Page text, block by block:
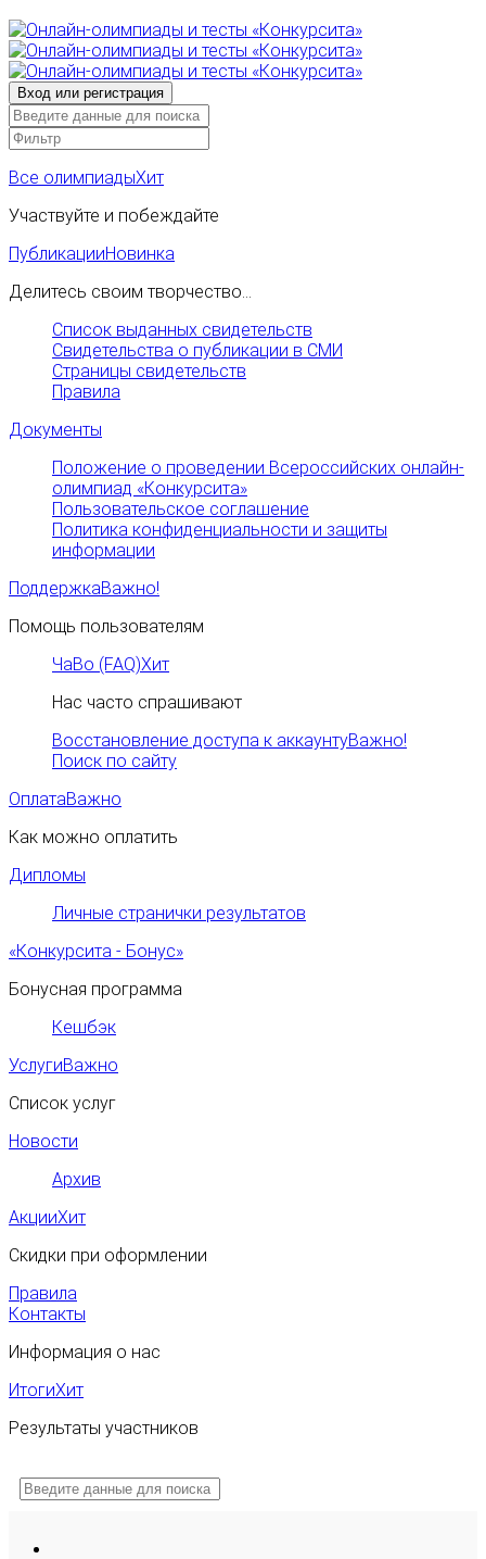
Все олимпиадыХит
Участвуйте и побеждайте
ПубликацииНовинка
Делитесь своим творчество...
Список выданных свидетельств
Свидетельства о публикации в СМИ
Страницы свидетельств
Правила
Документы
Положение о проведении Всероссийских онлайн-
олимпиад «Конкурсита»
Пользовательское соглашение
Политика конфиденциальности и защиты
информации
ПоддержкаВажно!
Помощь пользователям
ЧаВо (FAQ)Хит
Нас часто спрашивают
Восстановление доступа к аккаунтуВажно!
Поиск по сайту
ОплатаВажно
Как можно оплатить
Дипломы
Личные странички результатов
«Конкурсита - Бонус»
Бонусная программа
Кешбэк
УслугиВажно
Список услуг
Новости
Архив
АкцииХит
Скидки при оформлении
Правила
Контакты
Информация о нас
ИтогиХит
Результаты участников